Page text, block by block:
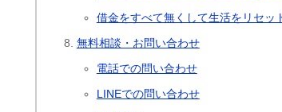
借金をすべて無くして生活をリセッ
無料相談・お問い合わせ
電話での問い合わせ
LINEでの問い合わせ